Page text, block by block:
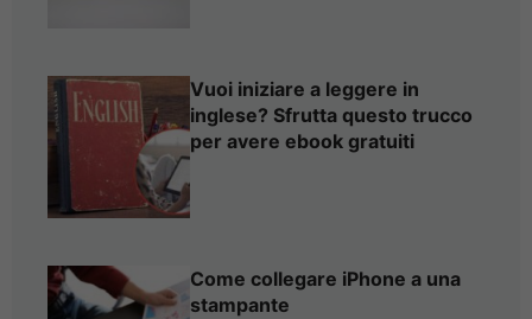
Vuoi iniziare a leggere in
inglese? Sfrutta questo trucco
per avere ebook gratuiti
Come collegare iPhone a una
stampante